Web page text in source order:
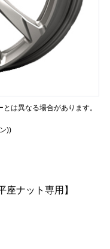
は異なる場合があります。
))
座ナット専用】